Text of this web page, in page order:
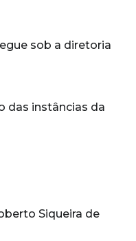
sob a diretoria
das instâncias da
Siqueira de